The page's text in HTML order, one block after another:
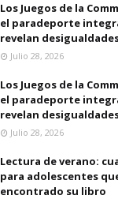
Los Juegos de la
el paradeporte
revelan
Julio 28, 2026
Los Juegos de la
el paradeporte
revelan
Julio 28, 2026
Lectura de verano:
para adolescentes
encontrado su libro